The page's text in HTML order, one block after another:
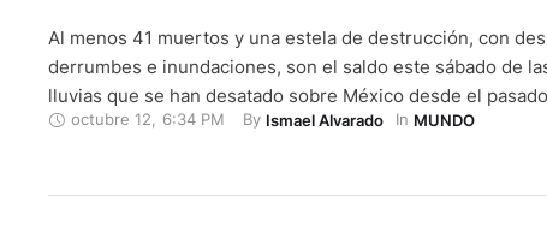
Al menos 41 muertos y una estela de destrucción, con
derrumbes e inundaciones, son el saldo este sábado de
lluvias que se han desatado sobre México desde el
informó el gobierno federal. Un comunicado de la
octubre 12, 6:34 PM By Ismael Alvarado In MUNDO